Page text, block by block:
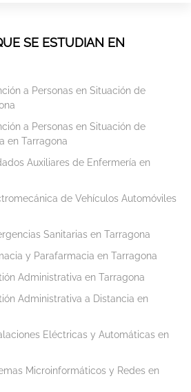
SE ESTUDIAN EN
a Personas en Situación de
a Personas en Situación de
en Tarragona
Auxiliares de Enfermería en
de Vehículos Automóviles
Sanitarias en Tarragona
y Parafarmacia en Tarragona
Administrativa en Tarragona
Administrativa a Distancia en
Eléctricas y Automáticas en
Microinformáticos y Redes en